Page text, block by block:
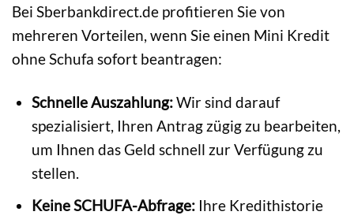
Bei Sberbankdirect.de profitieren Sie von
mehreren Vorteilen, wenn Sie einen Mini Kredit
ohne Schufa sofort beantragen:
Schnelle Auszahlung:Wir sind darauf
spezialisiert, Ihren Antrag zügig zu bearbeiten,
um Ihnen das Geld schnell zur Verfügung zu
stellen.
Keine SCHUFA-Abfrage:Ihre Kredithistorie